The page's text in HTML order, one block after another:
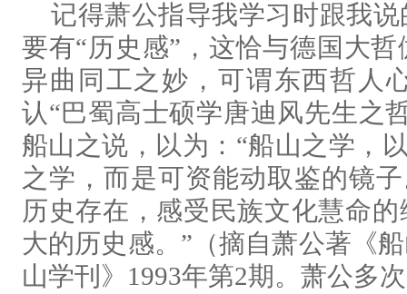
记得萧公指导我学习时跟我
要有“历史感”，这恰与德国大
异曲同工之妙，可谓东西哲人
认“巴蜀高士硕学唐迪风先生之
船山之说，以为：“船山之学，
之学，而是可资能动取鉴的镜
历史存在，感受民族文化慧命
大的历史感。”（摘自萧公著《
山学刊》1993年第2期。萧公多